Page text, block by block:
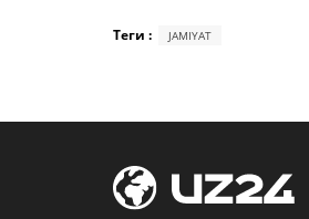
Теги : JAMIYAT